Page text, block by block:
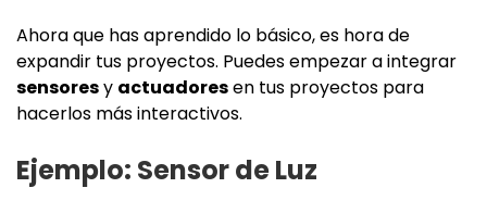
Ahora que has aprendido lo básico, es hora de
expandir tus proyectos. Puedes empezar a integrar
sensoresy actuadoresen tus proyectos para
hacerlos más interactivos.
Ejemplo: Sensor de Luz